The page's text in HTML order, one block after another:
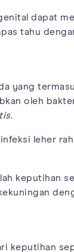
dapat
tahu
yang
oleh
.
leher
keputihan
keputihan